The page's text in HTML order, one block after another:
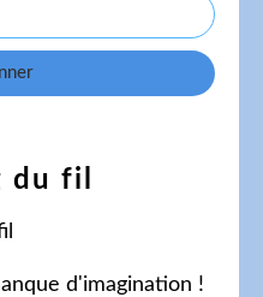
du fil
d'imagination !